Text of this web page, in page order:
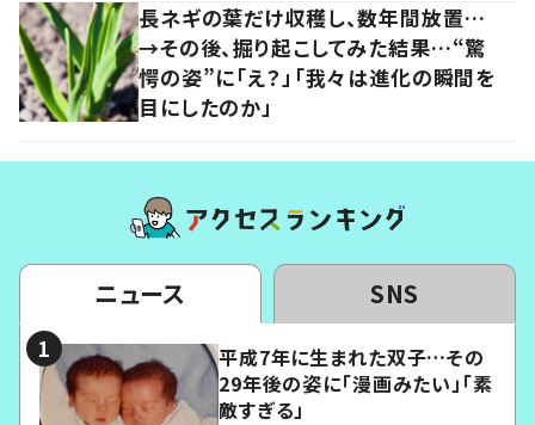
長ネギの葉だけ収穫し、数年間放置…
→その後、掘り起こしてみた結果…“驚
愕の姿”に「え？」「我々は進化の瞬間を
目にしたのか」
ニュース SNS
平成7年に生まれた双子…その
29年後の姿に「漫画みたい」「素
敵すぎる」